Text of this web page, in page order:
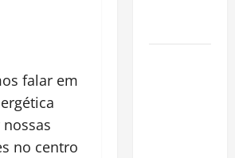
falar em
no centro